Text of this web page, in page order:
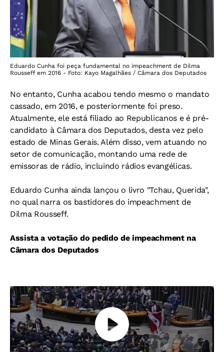
Eduardo Cunha foi peça fundamental no impeachment de Dilma
Rousseff em 2016 - Foto: Kayo Magalhães / Câmara dos Deputados
No entanto, Cunha acabou tendo mesmo o mandato
cassado, em 2016, e posteriormente foi preso.
Atualmente, ele está filiado ao Republicanos e é pré-
candidato à Câmara dos Deputados, desta vez pelo
estado de Minas Gerais. Além disso, vem atuando no
setor de comunicação, montando uma rede de
emissoras de rádio, incluindo rádios evangélicas.
Eduardo Cunha ainda lançou o livro "Tchau, Querida",
no qual narra os bastidores do impeachment de
Dilma Rousseff.
Assista a votação do pedido de impeachment na
Câmara dos Deputados